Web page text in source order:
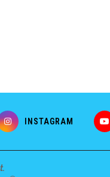
INSTAGRAM